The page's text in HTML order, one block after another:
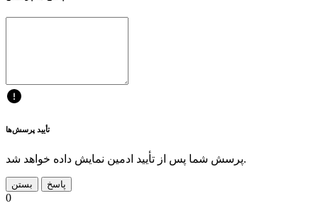
تأیید پرسش‌ها
پرسش شما پس از تأیید ادمین نمایش داده خواهد شد.
بستن پاسخ
0